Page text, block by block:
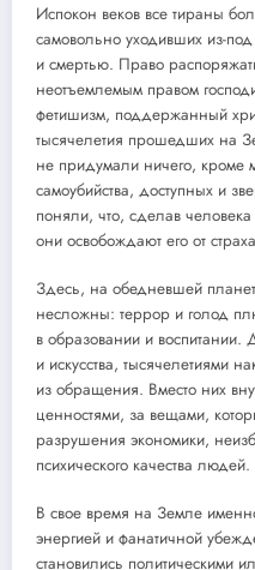
Испокон веков все тираны
самовольно уходивших из-
и смертью. Право
неотъемлемым правом
фетишизм, поддержанный
тысячелетия прошедших на
не придумали ничего, кроме
самоубийства, доступных и
поняли, что, сделав
они освобождают его от
Здесь, на обедневшей
несложны: террор и голод
в образовании и воспитании.
и искусства, тысячелетиями
из обращения. Вместо них
ценностями, за вещами,
разрушения экономики,
психического качества людей.
В свое время на Земле
энергией и фанатичной
становились политическими